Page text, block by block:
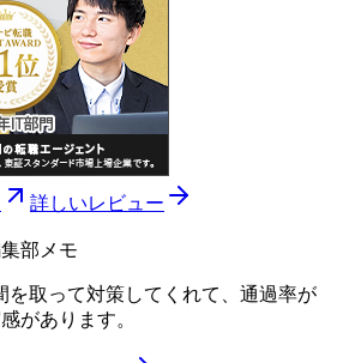
詳しいレビュー
部メモ
を取って対策してくれて、通過率が
があります。